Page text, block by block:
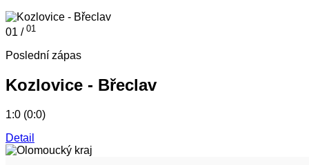
01 / 01
Poslední zápas
Kozlovice - Břeclav
1:0 (0:0)
Detail